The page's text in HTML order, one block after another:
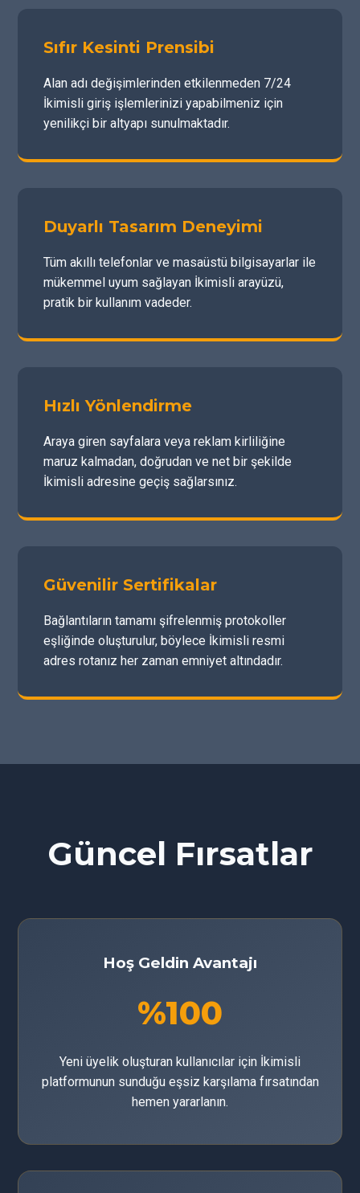
Sıfır Kesinti Prensibi
Alan adı değişimlerinden etkilenmeden 7/24
İkimisli giriş işlemlerinizi yapabilmeniz için
yenilikçi bir altyapı sunulmaktadır.
Duyarlı Tasarım Deneyimi
Tüm akıllı telefonlar ve masaüstü bilgisayarlar ile
mükemmel uyum sağlayan İkimisli arayüzü,
pratik bir kullanım vadeder.
Hızlı Yönlendirme
Araya giren sayfalara veya reklam kirliliğine
maruz kalmadan, doğrudan ve net bir şekilde
İkimisli adresine geçiş sağlarsınız.
Güvenilir Sertifikalar
Bağlantıların tamamı şifrelenmiş protokoller
eşliğinde oluşturulur, böylece İkimisli resmi
adres rotanız her zaman emniyet altındadır.
Güncel Fırsatlar
Hoş Geldin Avantajı
%100
Yeni üyelik oluşturan kullanıcılar için İkimisli
platformunun sunduğu eşsiz karşılama fırsatından
hemen yararlanın.